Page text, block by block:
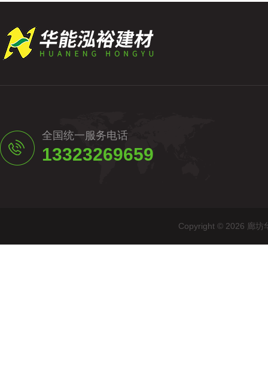
全国统一服务电话
13323269659
Copyright © 2026 廊